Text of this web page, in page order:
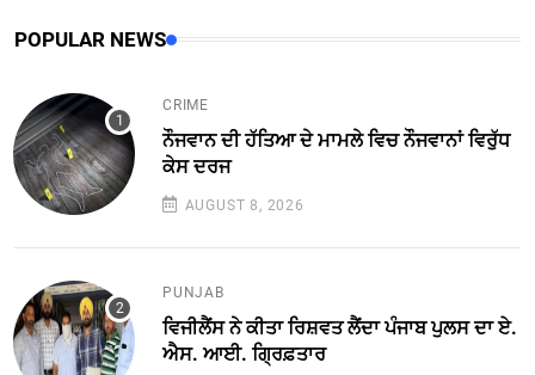
POPULAR NEWS
CRIME
ਨੌਜਵਾਨ ਦੀ ਹੱਤਿਆ ਦੇ ਮਾਮਲੇ ਵਿਚ ਨੌਜਵਾਨਾਂ ਵਿਰੁੱਧ
ਕੇਸ ਦਰਜ
AUGUST 8, 2026
PUNJAB
ਵਿਜੀਲੈਂਸ ਨੇ ਕੀਤਾ ਰਿਸ਼ਵਤ ਲੈਂਦਾ ਪੰਜਾਬ ਪੁਲਸ ਦਾ ਏ.
ਐਸ. ਆਈ. ਗ੍ਰਿਫ਼ਤਾਰ